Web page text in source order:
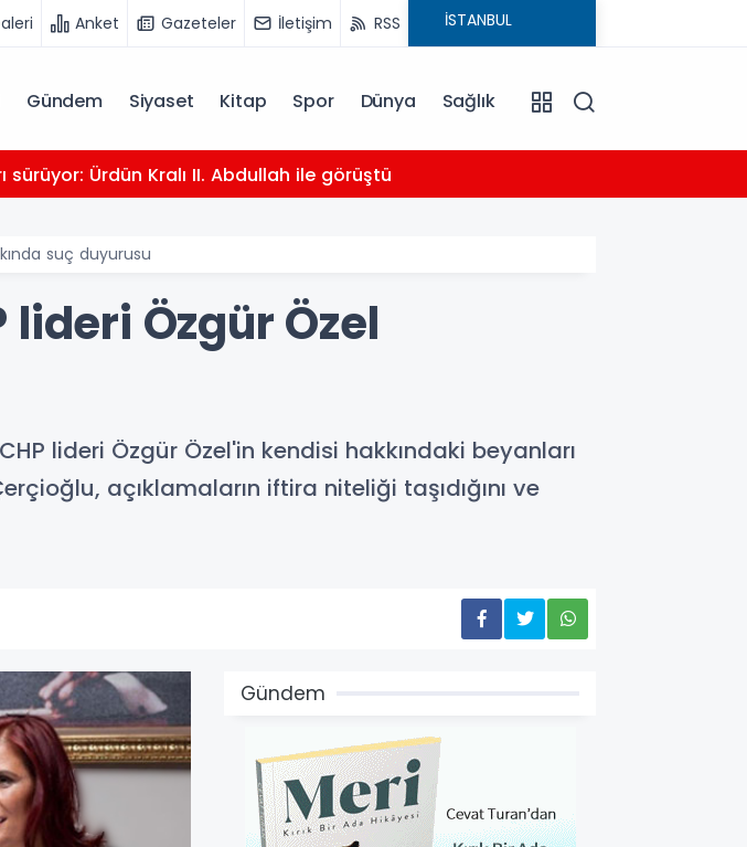
Anket Gazeteler İletişim RSS
Gündem Siyaset Kitap Spor Dünya Sağlık
Ürdün Kralı II. Abdullah ile görüştü
suç duyurusu
Özgür Özel
lideri Özgür Özel'in kendisi hakkındaki beyanları
açıklamaların iftira niteliği taşıdığını ve
Gündem